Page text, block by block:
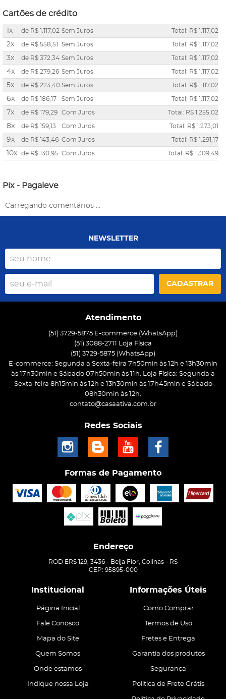
Cartões de crédito
1x de R$ 1.117,02 Sem Juros Total: R$ 1.117,02
2x de R$ 558,51 Sem Juros Total: R$ 1.117,02
3x de R$ 372,34 Sem Juros Total: R$ 1.117,02
4x de R$ 279,26 Sem Juros Total: R$ 1.117,02
5x de R$ 223,40 Sem Juros Total: R$ 1.117,02
6x de R$ 186,17 Sem Juros Total: R$ 1.117,02
7x de R$ 179,29 Com Juros Total: R$ 1.255,02
8x de R$ 159,13 Com Juros Total: R$ 1.273,01
9x de R$ 143,46 Com Juros Total: R$ 1.291,17
10x de R$ 130,95 Com Juros Total: R$ 1.309,49
Pix - Pagaleve
Carregando comentários ...
NEWSLETTER
CADASTRAR
Atendimento
(51) 3729-5875 E-commerce (WhatsApp)
(51) 3088-2711 Loja Física
(51) 3729-5875 (WhatsApp)
E-commerce: Segunda a Sexta-feira 7h50min às 12h e 13h30min
às 17h30min e Sábado 07h50min às 11h. Loja Física: Segunda a
Sexta-feira 8h15min às 12h e 13h30min às 17h45min e Sábado
08h30min às 12h.
contato@casaativa.com.br
Redes Sociais
Formas de Pagamento
Endereço
ROD ERS 129, 3436 - Beija Flor, Colinas - RS
CEP: 95895-000
Institucional
Página Inicial
Fale Conosco
Mapa do Site
Quem Somos
Onde estamos
Indique nossa Loja
Informações Úteis
Como Comprar
Termos de Uso
Fretes e Entrega
Garantia dos produtos
Segurança
Politica de Frete Grátis